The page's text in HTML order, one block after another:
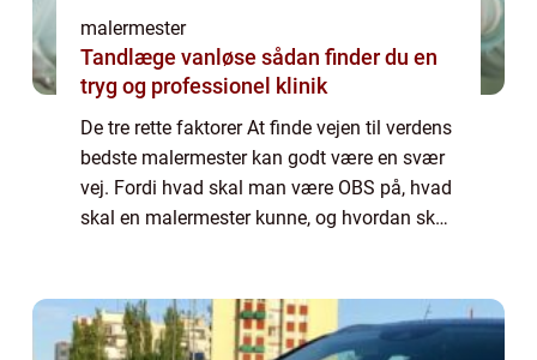
malermester
Tandlæge vanløse sådan finder du en
tryg og professionel klinik
De tre rette faktorer At finde vejen til verdens
bedste malermester kan godt være en svær
vej. Fordi hvad skal man være OBS på, hvad
skal en malermester kunne, og hvordan skal